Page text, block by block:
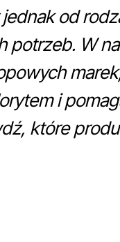
jednak od
potrzeb. W
i
które